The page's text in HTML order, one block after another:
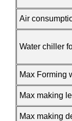
Air
Water chiller
Max Forming
Max making
Max making